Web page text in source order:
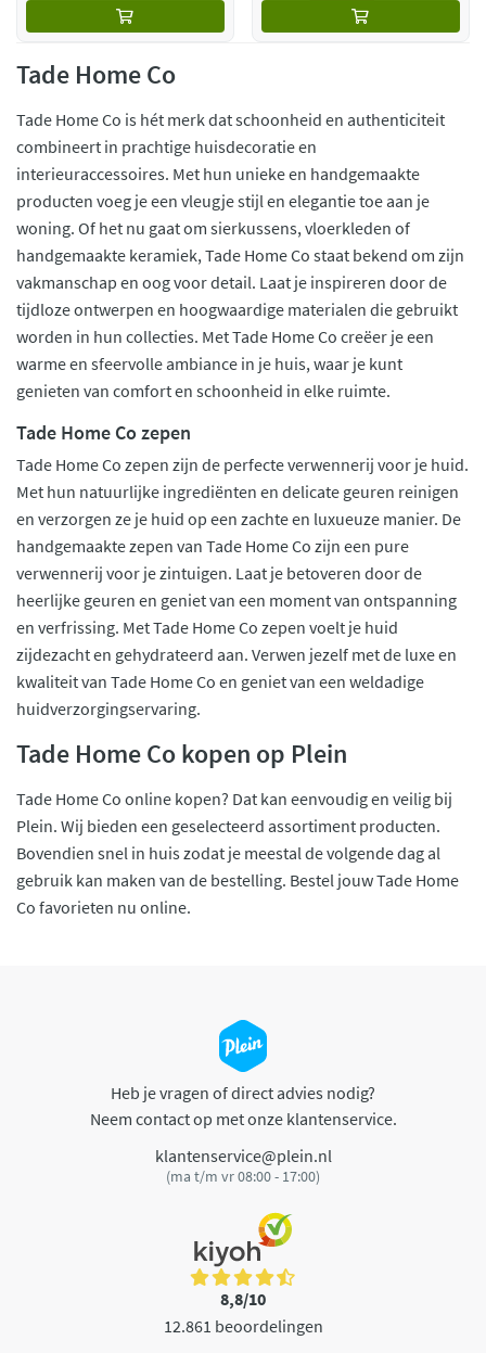
Tade Home Co
Tade Home Co is hét merk dat schoonheid en authenticiteit
combineert in prachtige huisdecoratie en
interieuraccessoires. Met hun unieke en handgemaakte
producten voeg je een vleugje stijl en elegantie toe aan je
woning. Of het nu gaat om sierkussens, vloerkleden of
handgemaakte keramiek, Tade Home Co staat bekend om zijn
vakmanschap en oog voor detail. Laat je inspireren door de
tijdloze ontwerpen en hoogwaardige materialen die gebruikt
worden in hun collecties. Met Tade Home Co creëer je een
warme en sfeervolle ambiance in je huis, waar je kunt
genieten van comfort en schoonheid in elke ruimte.
Tade Home Co zepen
Tade Home Co zepen zijn de perfecte verwennerij voor je huid.
Met hun natuurlijke ingrediënten en delicate geuren reinigen
en verzorgen ze je huid op een zachte en luxueuze manier. De
handgemaakte zepen van Tade Home Co zijn een pure
verwennerij voor je zintuigen. Laat je betoveren door de
heerlijke geuren en geniet van een moment van ontspanning
en verfrissing. Met Tade Home Co zepen voelt je huid
zijdezacht en gehydrateerd aan. Verwen jezelf met de luxe en
kwaliteit van Tade Home Co en geniet van een weldadige
huidverzorgingservaring.
Tade Home Co kopen op Plein
Tade Home Co online kopen? Dat kan eenvoudig en veilig bij
Plein. Wij bieden een geselecteerd assortiment producten.
Bovendien snel in huis zodat je meestal de volgende dag al
gebruik kan maken van de bestelling. Bestel jouw Tade Home
Co favorieten nu online.
Heb je vragen of direct advies nodig?
Neem contact op met onze klantenservice.
klantenservice@plein.nl
(ma t/m vr 08:00 - 17:00)
8,8/10
12.861 beoordelingen